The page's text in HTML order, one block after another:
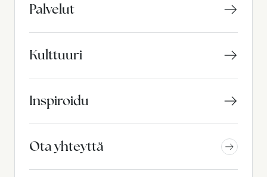
Palvelut
Kulttuuri
Inspiroidu
Ota yhteyttä